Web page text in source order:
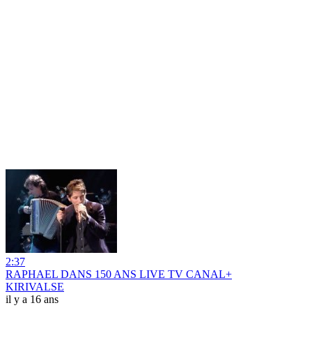
2:37
RAPHAEL DANS 150 ANS LIVE TV CANAL+
KIRIVALSE
il y a 16 ans